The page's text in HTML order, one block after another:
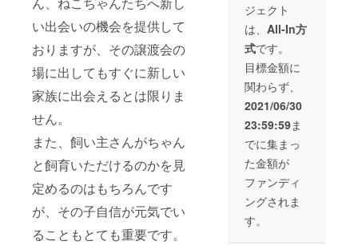
い出会いの機会を提供して
おりますが、その譲渡会の
場に出してもすぐに新しい
家族に出会えるとは限りま
せん。
また、飼い主さんがちゃん
と飼育いただけるのかを見
定めるのはもちろんです
が、その子自信が元気でい
ることもとても重要です。
保護施設・
飼育困難者
等から引き
取った犬・
猫を新しい
飼育者へ譲
渡する事業
を実施いた
しておりま
す。
ジェクト
は、 All-In方
式です。
目標金額に
関わらず、
2021/06/30
23:59:59ま
でに集まっ
た金額が
ファンディ
ングされま
す。